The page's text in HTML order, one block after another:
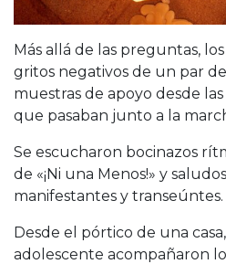
Más allá de las preguntas,
gritos negativos de un par
muestras de apoyo desde
que pasaban junto a la
Se escucharon bocinazos
de «¡Ni una Menos!» y
manifestantes y transeúntes.
Desde el pórtico de una
adolescente acompañaron